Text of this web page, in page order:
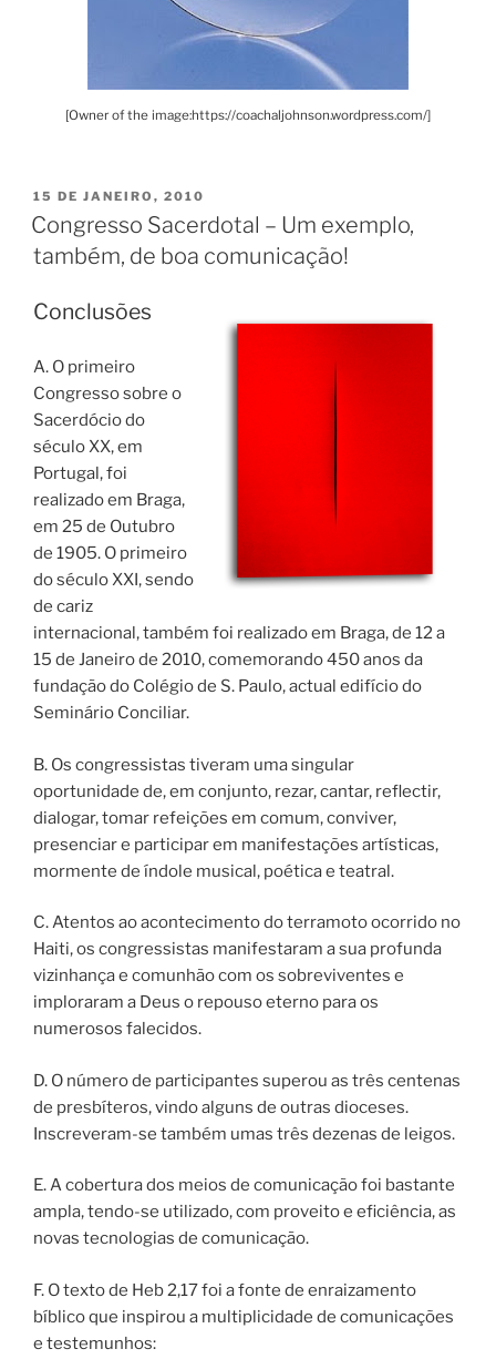
[Owner of the image:https://coachaljohnson.wordpress.com/]
PUBLICADO
EM
15 DE JANEIRO, 2010
Congresso Sacerdotal – Um exemplo,
também, de boa comunicação!
Conclusões
A. O primeiro
Congresso sobre o
Sacerdócio do
século XX, em
Portugal, foi
realizado em Braga,
em 25 de Outubro
de 1905. O primeiro
do século XXI, sendo
de cariz
internacional, também foi realizado em Braga, de 12 a
15 de Janeiro de 2010, comemorando 450 anos da
fundação do Colégio de S. Paulo, actual edifício do
Seminário Conciliar.
B. Os congressistas tiveram uma singular
oportunidade de, em conjunto, rezar, cantar, reflectir,
dialogar, tomar refeições em comum, conviver,
presenciar e participar em manifestações artísticas,
mormente de índole musical, poética e teatral.
C. Atentos ao acontecimento do terramoto ocorrido no
Haiti, os congressistas manifestaram a sua profunda
vizinhança e comunhão com os sobreviventes e
imploraram a Deus o repouso eterno para os
numerosos falecidos.
D. O número de participantes superou as três centenas
de presbíteros, vindo alguns de outras dioceses.
Inscreveram-se também umas três dezenas de leigos.
E. A cobertura dos meios de comunicação foi bastante
ampla, tendo-se utilizado, com proveito e eficiência, as
novas tecnologias de comunicação.
F. O texto de Heb 2,17 foi a fonte de enraizamento
bíblico que inspirou a multiplicidade de comunicações
e testemunhos: